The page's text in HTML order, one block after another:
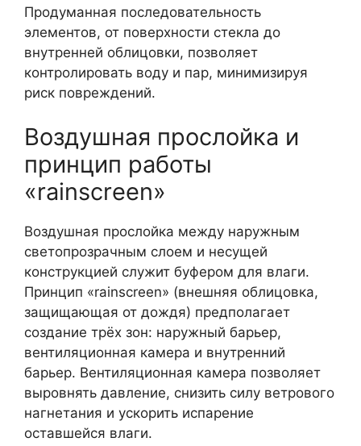
Продуманная последовательность
элементов, от поверхности стекла до
внутренней облицовки, позволяет
контролировать воду и пар, минимизируя
риск повреждений.
Воздушная прослойка и
принцип работы
«rainscreen»
Воздушная прослойка между наружным
светопрозрачным слоем и несущей
конструкцией служит буфером для влаги.
Принцип «rainscreen» (внешняя облицовка,
защищающая от дождя) предполагает
создание трёх зон: наружный барьер,
вентиляционная камера и внутренний
барьер. Вентиляционная камера позволяет
выровнять давление, снизить силу ветрового
нагнетания и ускорить испарение
оставшейся влаги.